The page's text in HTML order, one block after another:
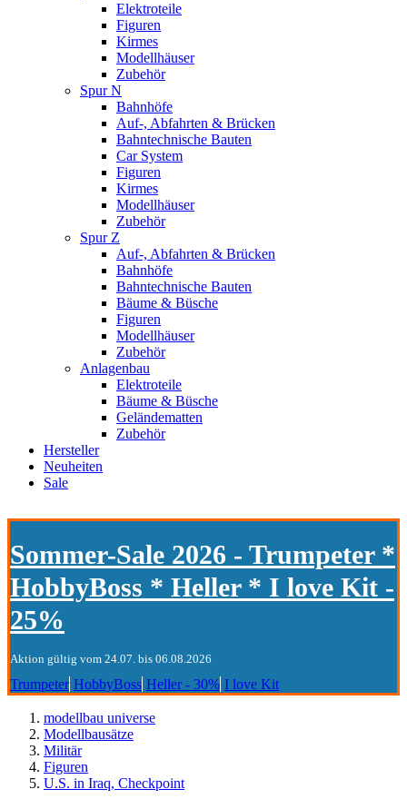
Elektroteile
Figuren
Kirmes
Modellhäuser
Zubehör
Spur N
Bahnhöfe
Auf-, Abfahrten & Brücken
Bahntechnische Bauten
Car System
Figuren
Kirmes
Modellhäuser
Zubehör
Spur Z
Auf-, Abfahrten & Brücken
Bahnhöfe
Bahntechnische Bauten
Bäume & Büsche
Figuren
Modellhäuser
Zubehör
Anlagenbau
Elektroteile
Bäume & Büsche
Geländematten
Zubehör
Hersteller
Neuheiten
Sale
Sommer-Sale 2026 - Trumpeter *
HobbyBoss * Heller * I love Kit -
25%
Aktion gültig vom 24.07. bis 06.08.2026
Trumpeter HobbyBoss Heller - 30% I love Kit
modellbau universe
Modellbausätze
Militär
Figuren
U.S. in Iraq, Checkpoint